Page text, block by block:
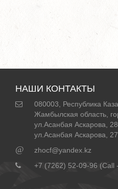
НАШИ КОНТАКТЫ
080003, Республика
Жамбылская область,
ул.Асанбая Аскарова,
ул.Асанбая Аскарова,
@
zhocf@yandex.kz
+7 (7262) 52-09-96